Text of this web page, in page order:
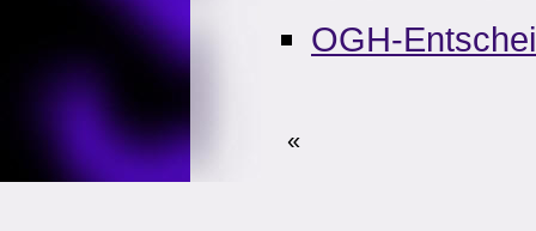
OGH-
«